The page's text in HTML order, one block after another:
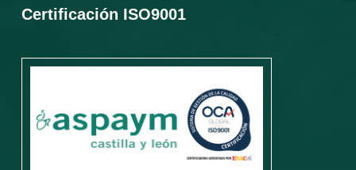
Certificación ISO9001